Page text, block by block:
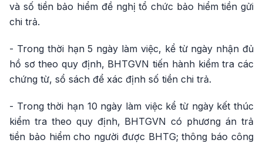
và số tiền bảo hiểm đề nghị tổ chức bảo hiểm tiền gửi
chi trả.
- Trong thời hạn 5 ngày làm việc, kể từ ngày nhận đủ
hồ sơ theo quy định, BHTGVN tiến hành kiểm tra các
chứng từ, sổ sách để xác định số tiền chi trả.
- Trong thời hạn 10 ngày làm việc kể từ ngày kết thúc
kiểm tra theo quy định, BHTGVN có phương án trả
tiền bảo hiểm cho người được BHTG; thông báo công